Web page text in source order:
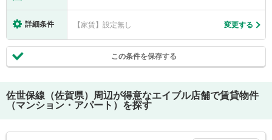
詳細条件 【家賃】設定無し 変更する
この条件を保存する
佐世保線（佐賀県）
周辺が得意なエイブル店舗で賃貸物件
（マンション・アパート）を探す